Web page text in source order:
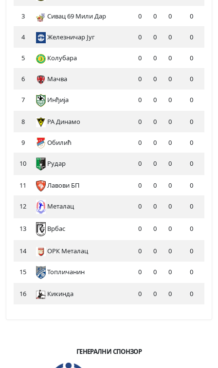
3 Сивац 69 Мили Дар 0 0 0 0
4 Железничар Југ 0 0 0 0
5 Колубара 0 0 0 0
6 Мачва 0 0 0 0
7 Инђија 0 0 0 0
8 РА Динамо 0 0 0 0
9 Обилић 0 0 0 0
10 Рудар 0 0 0 0
11 Лавови БП 0 0 0 0
12 Металац 0 0 0 0
13 Врбас 0 0 0 0
14 ОРК Металац 0 0 0 0
15 Топличанин 0 0 0 0
16 Кикинда 0 0 0 0
ГЕНЕРАЛНИ СПОНЗОР